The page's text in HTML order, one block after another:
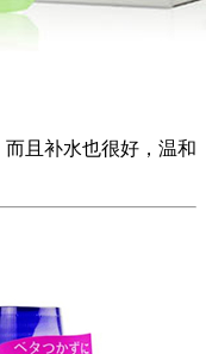
且补水也很好，温和